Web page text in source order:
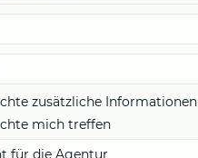
zusätzliche Informationen
mich treffen